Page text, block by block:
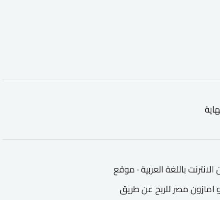
باللغة العربية · موقع
مصر للربح عن طريق